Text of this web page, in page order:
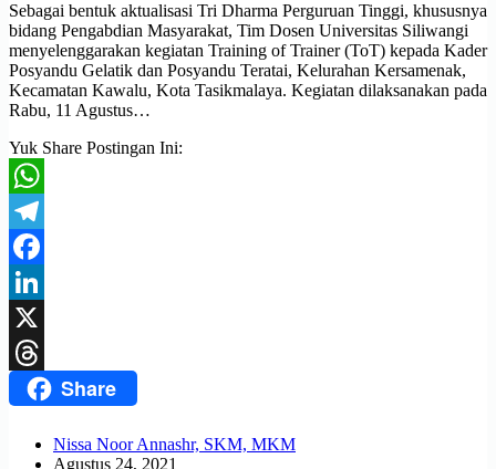
Sebagai bentuk aktualisasi Tri Dharma Perguruan Tinggi, khususnya
bidang Pengabdian Masyarakat, Tim Dosen Universitas Siliwangi
menyelenggarakan kegiatan Training of Trainer (ToT) kepada Kader
Posyandu Gelatik dan Posyandu Teratai, Kelurahan Kersamenak,
Kecamatan Kawalu, Kota Tasikmalaya. Kegiatan dilaksanakan pada
Rabu, 11 Agustus…
Yuk Share Postingan Ini:
WhatsApp
Telegram
Facebook
LinkedIn
X
ThreadsShare
Nissa Noor Annashr, SKM, MKM
Agustus 24, 2021